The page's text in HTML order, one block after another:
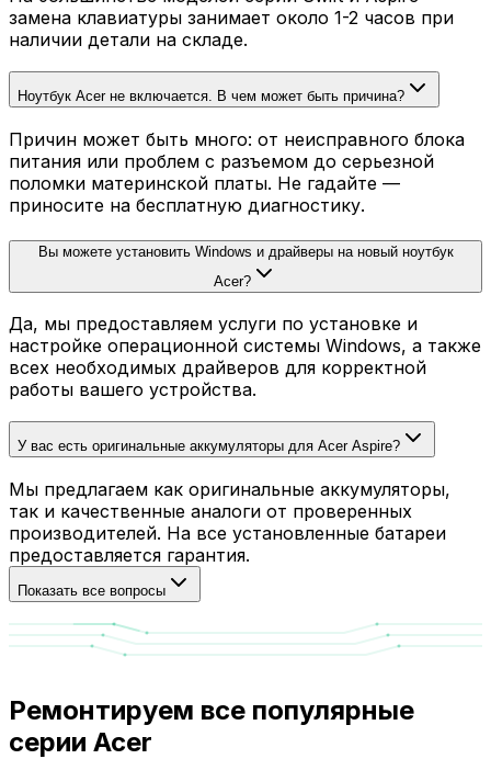
замена клавиатуры занимает около 1-2 часов при
наличии детали на складе.
Ноутбук Acer не включается. В чем может быть причина?
Причин может быть много: от неисправного блока
питания или проблем с разъемом до серьезной
поломки материнской платы. Не гадайте —
приносите на бесплатную диагностику.
Вы можете установить Windows и драйверы на новый ноутбук
Acer?
Да, мы предоставляем услуги по установке и
настройке операционной системы Windows, а также
всех необходимых драйверов для корректной
работы вашего устройства.
У вас есть оригинальные аккумуляторы для Acer Aspire?
Мы предлагаем как оригинальные аккумуляторы,
так и качественные аналоги от проверенных
производителей. На все установленные батареи
предоставляется гарантия.
Показать все вопросы
Ремонтируем все популярные
серии Acer